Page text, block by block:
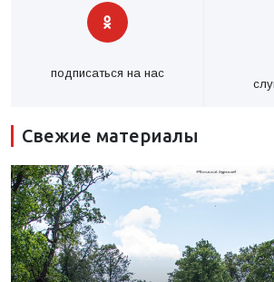
подписаться на нас
Свежие материалы